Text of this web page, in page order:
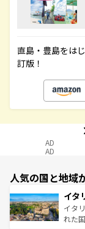
直島・豊島をは
訂版！
AD
AD
人気の国と地域
イタ
イタ
れた国